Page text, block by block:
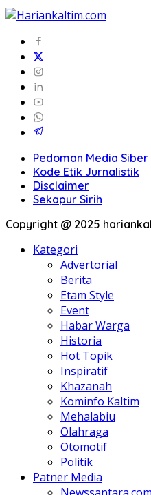
Pedoman Media Siber
Kode Etik Jurnalistik
Disclaimer
Sekapur Sirih
Copyright @ 2025
Kategori
Advertorial
Berita
Etam Style
Event
Habar Warga
Historia
Hot Topik
Inspiratif
Khazanah
Kominfo Kaltim
Mehalabiu
Olahraga
Otomotif
Politik
Patner Media